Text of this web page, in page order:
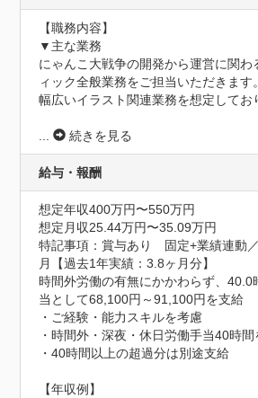
【職務内容】
▼主な業務
にゃんこ大戦争の開発から運営に関わ
ィック全般業務をご担当いただきます。
幅広いイラスト関連業務を想定してお
... 続きを見る
給与・報酬
想定年収400万円〜550万円
想定月収25.44万円〜35.09万円
特記事項：賞与あり　固定+業績連動
月【過去1年実績：3.8ヶ月分】
時間外労働の有無にかかわらず、40.0
当として68,100円～91,100円を支給
・ご経験・能力スキルを考慮
・時間外・深夜・休日労働手当40時
・40時間以上の超過分は別途支給
【年収例】